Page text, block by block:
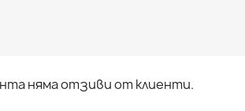
няма отзиви от клиенти.